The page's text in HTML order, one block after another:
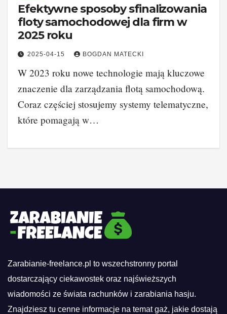
Efektywne sposoby sfinalizowania
floty samochodowej dla firm w
2025 roku
2025-04-15 BOGDAN MATECKI
W 2023 roku nowe technologie mają kluczowe
znaczenie dla zarządzania flotą samochodową.
Coraz częściej stosujemy systemy telematyczne,
które pomagają w…
Zarabianie-freelance.pl to wszechstronny portal
dostarczający ciekawostek oraz najświeższych
wiadomości ze świata rachunków i zarabiania hasju.
Znajdziesz tu cenne informacje na temat gaż, jakie dostają